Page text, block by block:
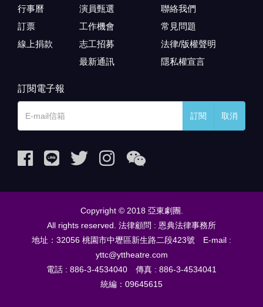
行事曆
訂票
線上捐款
演員甄選
工作機會
志工招募
最新通訊
聯絡我們
常見問題
法律/版權聲明
隱私權宣言
訂閱電子報
訂閱 取消
Copyright © 2018 亞東劇團.
All rights reserved. 法律顧問 : 恩典法律事務所
地址：32056 桃園市中壢區新生路二段423號 E-mail :
yttc@yttheatre.com
電話 : 886-3-4534040 傳真 : 886-3-4534041
統編：09645615